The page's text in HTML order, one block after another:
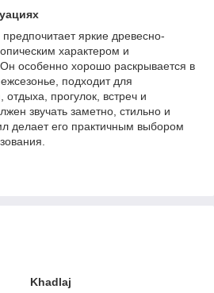
яркие древесно-
характером и
особенно хорошо раскрывается в
подходит для
прогулок, встреч и
звучать заметно, стильно и
делает его практичным выбором
Khadlaj